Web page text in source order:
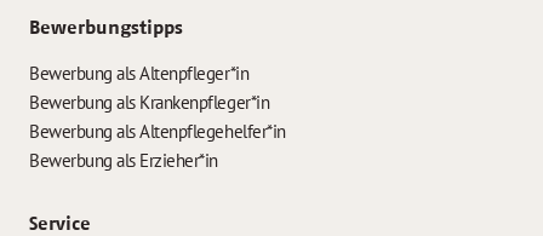
Bewerbungstipps
Bewerbung als Altenpfleger*in
Bewerbung als Krankenpfleger*in
Bewerbung als Altenpflegehelfer*in
Bewerbung als Erzieher*in
Service